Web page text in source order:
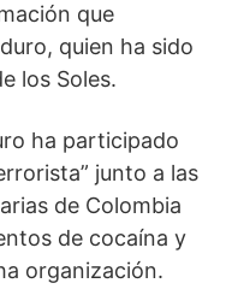
que
quien ha sido
los Soles.
ha participado
junto a las
de Colombia
de cocaína y
organización.